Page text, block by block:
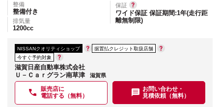
整備
整備付き
排気量
1200cc
保証
ワイド保証 保証期間:1年(走行距
離無制限)
NISSANクオリティショップ
据置払クレジット取扱店舗
今すぐ予約対象
滋賀日産自動車株式会社
Ｕ－Ｃａｒグラン南草津
滋賀県
販売店に
電話する（無料）
お問い合わせ・
見積依頼（無料）